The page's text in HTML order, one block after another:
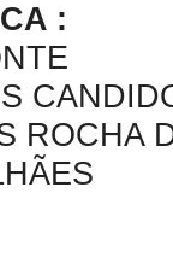
:
ROCHA